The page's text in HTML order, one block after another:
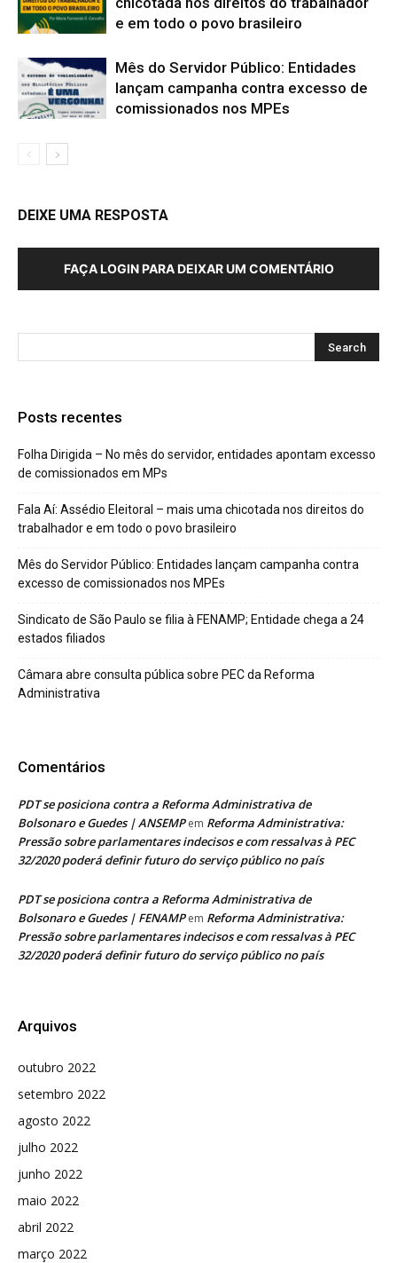
e em todo o povo brasileiro
Mês do Servidor Público: Entidades
lançam campanha contra excesso de
comissionados nos MPEs
DEIXE UMA RESPOSTA
FAÇA LOGIN PARA DEIXAR UM COMENTÁRIO
Posts recentes
Folha Dirigida – No mês do servidor, entidades apontam excesso
de comissionados em MPs
Fala Aí: Assédio Eleitoral – mais uma chicotada nos direitos do
trabalhador e em todo o povo brasileiro
Mês do Servidor Público: Entidades lançam campanha contra
excesso de comissionados nos MPEs
Sindicato de São Paulo se filia à FENAMP; Entidade chega a 24
estados filiados
Câmara abre consulta pública sobre PEC da Reforma
Administrativa
Comentários
PDT se posiciona contra a Reforma Administrativa de
Bolsonaro e Guedes | ANSEMPem Reforma Administrativa:
Pressão sobre parlamentares indecisos e com ressalvas à PEC
32/2020 poderá definir futuro do serviço público no país
PDT se posiciona contra a Reforma Administrativa de
Bolsonaro e Guedes | FENAMPem Reforma Administrativa:
Pressão sobre parlamentares indecisos e com ressalvas à PEC
32/2020 poderá definir futuro do serviço público no país
Arquivos
outubro 2022
setembro 2022
agosto 2022
julho 2022
junho 2022
maio 2022
abril 2022
março 2022